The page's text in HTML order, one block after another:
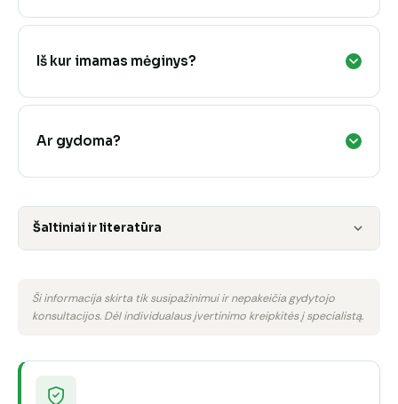
Iš kur imamas mėginys?
Ar gydoma?
Šaltiniai ir literatūra
Ši informacija skirta tik susipažinimui ir nepakeičia gydytojo
konsultacijos. Dėl individualaus įvertinimo kreipkitės į specialistą.